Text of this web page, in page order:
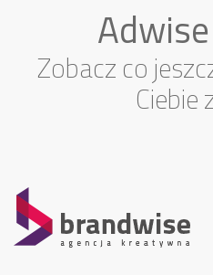
Zobacz co
Ciebie